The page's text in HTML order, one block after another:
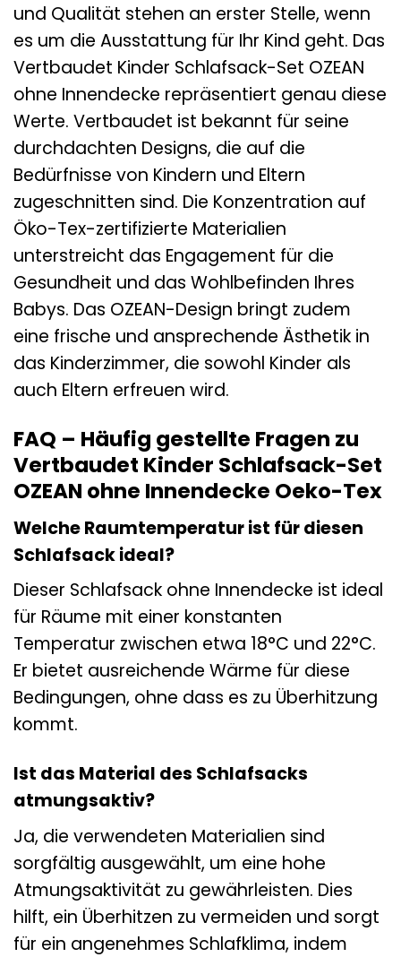
und Qualität stehen an erster Stelle, wenn
es um die Ausstattung für Ihr Kind geht. Das
Vertbaudet Kinder Schlafsack-Set OZEAN
ohne Innendecke repräsentiert genau diese
Werte. Vertbaudet ist bekannt für seine
durchdachten Designs, die auf die
Bedürfnisse von Kindern und Eltern
zugeschnitten sind. Die Konzentration auf
Öko-Tex-zertifizierte Materialien
unterstreicht das Engagement für die
Gesundheit und das Wohlbefinden Ihres
Babys. Das OZEAN-Design bringt zudem
eine frische und ansprechende Ästhetik in
das Kinderzimmer, die sowohl Kinder als
auch Eltern erfreuen wird.
FAQ – Häufig gestellte Fragen zu
Vertbaudet Kinder Schlafsack-Set
OZEAN ohne Innendecke Oeko-Tex
Welche Raumtemperatur ist für diesen
Schlafsack ideal?
Dieser Schlafsack ohne Innendecke ist ideal
für Räume mit einer konstanten
Temperatur zwischen etwa 18°C und 22°C.
Er bietet ausreichende Wärme für diese
Bedingungen, ohne dass es zu Überhitzung
kommt.
Ist das Material des Schlafsacks
atmungsaktiv?
Ja, die verwendeten Materialien sind
sorgfältig ausgewählt, um eine hohe
Atmungsaktivität zu gewährleisten. Dies
hilft, ein Überhitzen zu vermeiden und sorgt
für ein angenehmes Schlafklima, indem